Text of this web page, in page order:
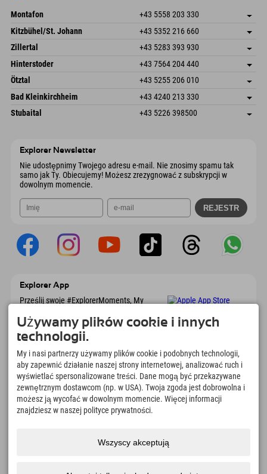
Montafon +43 5558 203 330
Dorfstr. 127b
6793 Gaschurn/Montafon
Austria
Zapisz adres
Książka
Kitzbühel/St. Johann +43 5352 216 660
Speckbacherstraße 87
Austria
Zapisz adres
Książka
Zillertal +43 5283 393 930
Schmiedau 2
Austria
Zapisz adres
Książka
Hinterstoder +43 7564 204 440
Freizeitpark 10
Austria
Zapisz adres
Książka
Ötztal +43 5255 206 010
Gscheat 14
Austria
Zapisz adres
Książka
Bad Kleinkirchheim +43 4240 213 330
Dorfstraße 24
Zapisz adres
Stubaital +43 5226 398500
Explorer Newsletter
Nie udostępnimy Twojego adresu e-mail. Nie znosimy spamu tak
samo jak Ty. Obiecujemy! Możesz zrezygnować z subskrypcji w
dowolnym momencie.
Explorer App
Prześlij swoje #ExplorerMoments, My
marzeń, przeglądem restauracji i wieloma
innymi. Pobierz teraz!
Czas na chwile odkrywcy
166
Jeziora górskie i baseny
rekreacyjne
4.634km
Stoki do jazdy na nartach i
snowboardzie
8.991km
Używamy plików cookie i innych
technologii.
My i nasi partnerzy używamy plików cookie i podobnych technologii,
aby zapewnić działanie naszej strony internetowej, analizować ruch i
wyświetlać spersonalizowane treści. Dane mogą być przekazywane
zewnętrznym dostawcom (np. w USA). Twoja zgoda jest dobrowolna i
możesz ją wycofać w dowolnym momencie. Więcej informacji
znajdziesz w naszej polityce prywatności.
Wszyscy akceptują